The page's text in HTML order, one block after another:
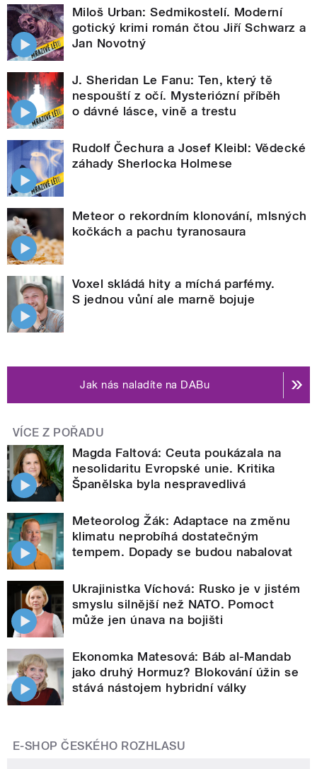
Miloš Urban: Sedmikostelí. Moderní
gotický krimi román čtou Jiří Schwarz a
Jan Novotný
J. Sheridan Le Fanu: Ten, který tě
nespouští z očí. Mysteriózní příběh
o dávné lásce, vině a trestu
Rudolf Čechura a Josef Kleibl: Vědecké
záhady Sherlocka Holmese
Meteor o rekordním klonování, mlsných
kočkách a pachu tyranosaura
Voxel skládá hity a míchá parfémy.
S jednou vůní ale marně bojuje
Jak nás naladíte na DABu
VÍCE Z POŘADU
Magda Faltová: Ceuta poukázala na
nesolidaritu Evropské unie. Kritika
Španělska byla nespravedlivá
Meteorolog Žák: Adaptace na změnu
klimatu neprobíhá dostatečným
tempem. Dopady se budou nabalovat
Ukrajinistka Víchová: Rusko je v jistém
smyslu silnější než NATO. Pomoct
může jen únava na bojišti
Ekonomka Matesová: Báb al-Mandab
jako druhý Hormuz? Blokování úžin se
stává nástojem hybridní války
E-SHOP ČESKÉHO ROZHLASU